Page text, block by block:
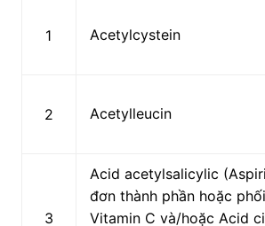
1 Acetylcystein
2 Acetylleucin
3
Acid acetylsalicylic
đơn thành phần hoặc
Vitamin C và/hoặc Acid